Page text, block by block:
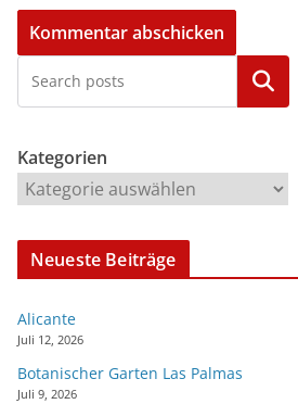
Kategorien
Kategorien
Neueste Beiträge
Alicante
Juli 12, 2026
Botanischer Garten Las Palmas
Juli 9, 2026